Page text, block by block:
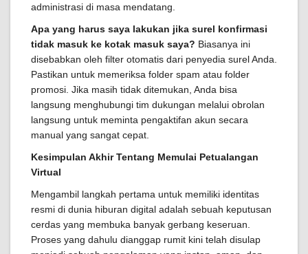
administrasi di masa mendatang.
Apa yang harus saya lakukan jika surel konfirmasi
tidak masuk ke kotak masuk saya? Biasanya ini
disebabkan oleh filter otomatis dari penyedia surel Anda.
Pastikan untuk memeriksa folder spam atau folder
promosi. Jika masih tidak ditemukan, Anda bisa
langsung menghubungi tim dukungan melalui obrolan
langsung untuk meminta pengaktifan akun secara
manual yang sangat cepat.
Kesimpulan Akhir Tentang Memulai Petualangan
Virtual
Mengambil langkah pertama untuk memiliki identitas
resmi di dunia hiburan digital adalah sebuah keputusan
cerdas yang membuka banyak gerbang keseruan.
Proses yang dahulu dianggap rumit kini telah disulap